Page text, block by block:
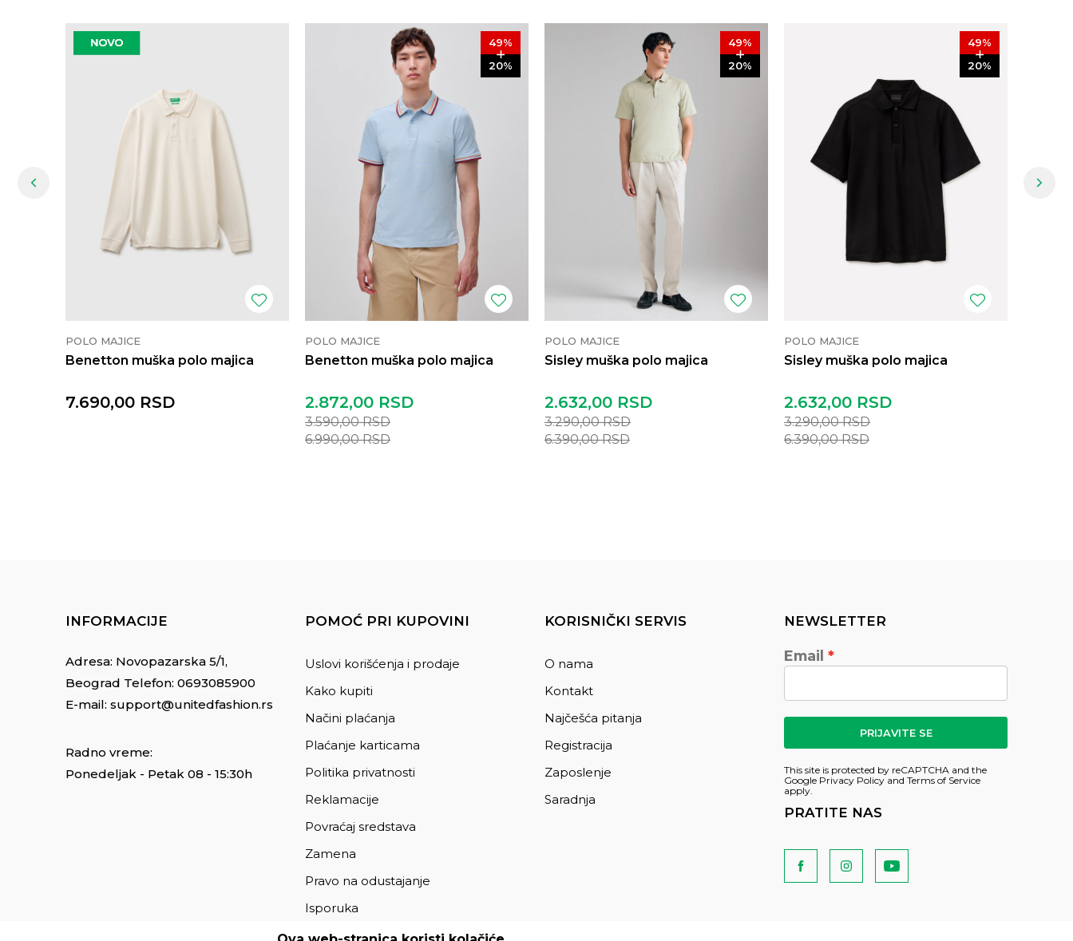
POLO MAJICE
Benetton muška polo majica
7.690,00 RSD
49%
20%
POLO MAJICE
Benetton muška polo majica
2.872,00 RSD
3.590,00RSD
6.990,00RSD
49%
20%
POLO MAJICE
Sisley muška polo majica
2.632,00 RSD
3.290,00RSD
6.390,00RSD
49%
20%
POLO MAJICE
Sisley muška polo majica
2.632,00 RSD
3.290,00RSD
6.390,00RSD
INFORMACIJE
Adresa: Novopazarska 5/1,
Beograd Telefon: 0693085900
E-mail: support@unitedfashion.rs
Radno vreme:
Ponedeljak - Petak 08 - 15:30h
POMOĆ PRI KUPOVINI
Uslovi korišćenja i prodaje
Kako kupiti
Načini plaćanja
Plaćanje karticama
Politika privatnosti
Reklamacije
Povraćaj sredstava
Zamena
Pravo na odustajanje
Isporuka
KORISNIČKI SERVIS
O nama
Kontakt
Najčešća pitanja
Registracija
Zaposlenje
Saradnja
NEWSLETTER
Email
PRIJAVITE SE
This site is protected by reCAPTCHA and the
Google Privacy Policy and Terms of Service
apply.
PRATITE NAS